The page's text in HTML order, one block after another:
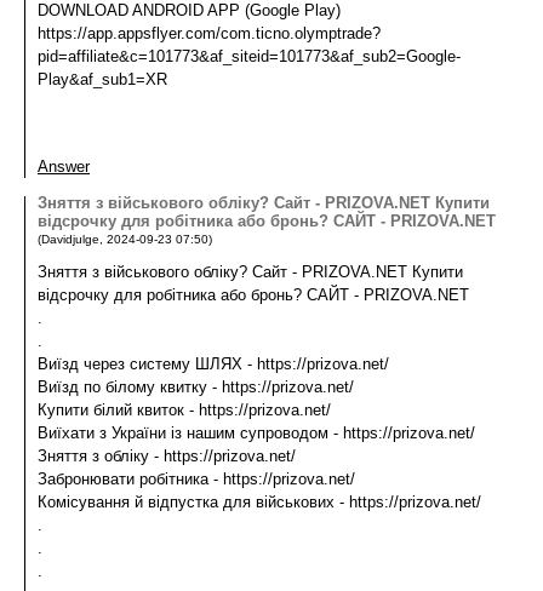
DOWNLOAD ANDROID APP (Google Play)
https://app.appsflyer.com/com.ticno.olymptrade?
pid=affiliate&c=101773&af_siteid=101773&af_sub2=Google-
Play&af_sub1=XR
Answer
Зняття з військового обліку? Сайт - PRIZOVA.NET Купити
відсрочку для робітника або бронь? САЙТ - PRIZOVA.NET
(Davidjulge 2024-09-23 07:50)
Зняття з військового обліку? Сайт - PRIZOVA.NET Купити
відсрочку для робітника або бронь? САЙТ - PRIZOVA.NET
.
.
Виїзд через систему ШЛЯХ - https://prizova.net/
Виїзд по білому квитку - https://prizova.net/
Купити білий квиток - https://prizova.net/
Виїхати з України із нашим супроводом - https://prizova.net/
Зняття з обліку - https://prizova.net/
Забронювати робітника - https://prizova.net/
Комісування й відпустка для військових - https://prizova.net/
.
.
.